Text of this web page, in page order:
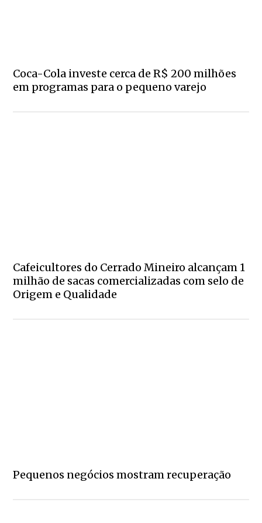
Coca-Cola investe cerca de R$ 200 milhões
em programas para o pequeno varejo
Cafeicultores do Cerrado Mineiro alcançam 1
milhão de sacas comercializadas com selo de
Origem e Qualidade
Pequenos negócios mostram recuperação